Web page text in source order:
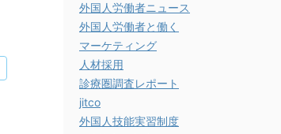
外国人労働者ニュース
外国人労働者と働く
マーケティング
人材採用
診療圏調査レポート
jitco
外国人技能実習制度